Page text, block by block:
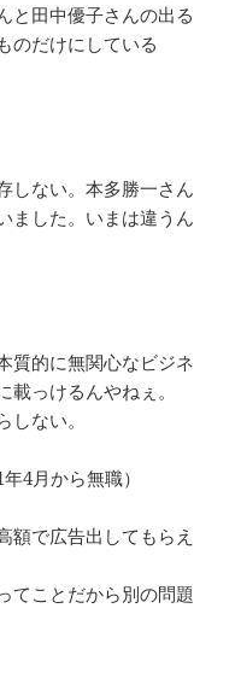
と田中優子さんの出る
のだけにしている
しない。本多勝一さん
ました。いまは違うん
質的に無関心なビジネ
っけるんやねぇ。
ない。
4月から無職）
額で広告出してもらえ
てことだから別の問題